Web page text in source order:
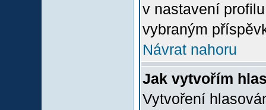
v nastavení
vybraným
Návrat nahoru
Jak vytvořím
Vytvoření